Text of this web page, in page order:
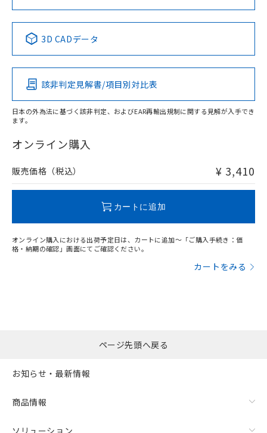
Pb Hg Cd Cr(VI)
O
在庫等で未対応品が混在する可能性があります。
問い合わせください。
3D CADデータ
該非判定見解書/項目別対比表
日本の外為法に基づく該非判定、およびEAR再輸出規制に関する見解が入手でき
ます。
オンライン購入
販売価格（税込） ¥ 3,410
カートに追加
オンライン購入における出荷予定日は、カートに追加～「ご購入手続き：価
格・納期の確認」画面にてご確認ください。
カートをみる
ページ先頭へ戻る
お知らせ・最新情報
商品情報
ソリューション